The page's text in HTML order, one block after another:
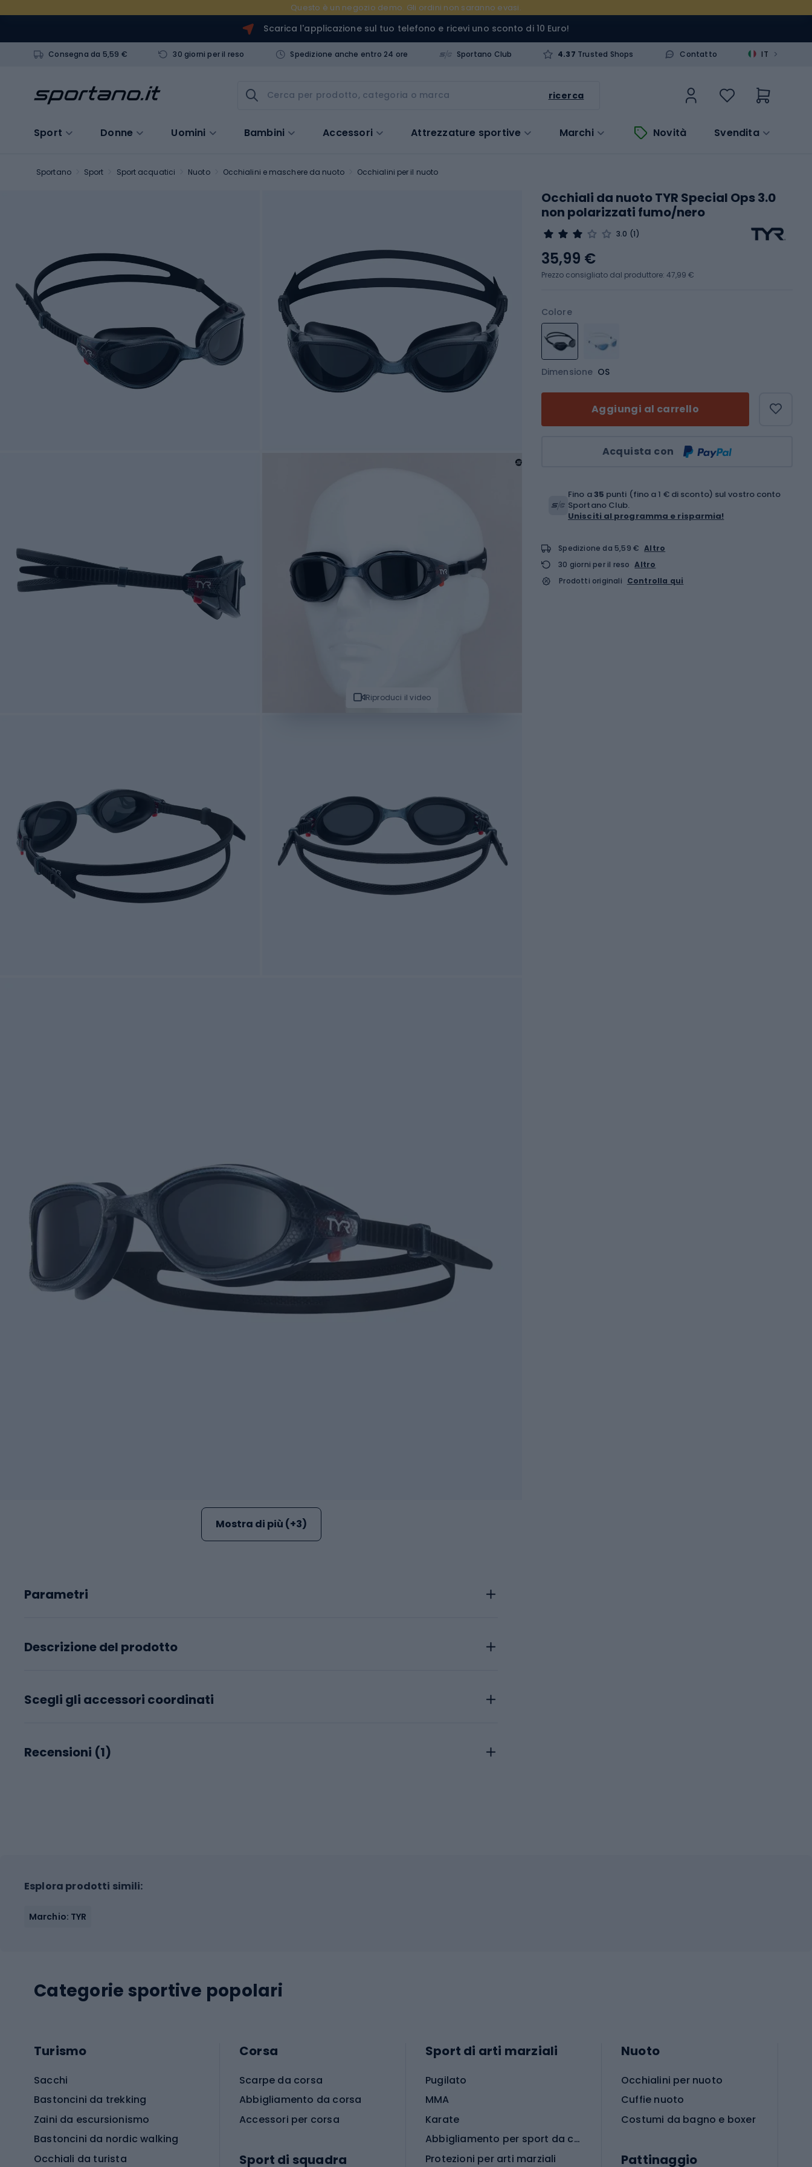
Questo è un negozio demo. Gli ordini non saranno evasi.
Scarica l'applicazione sul tuo telefono e ricevi uno sconto di 10 Euro!
Consegna da 5,59 € 30 giorni per il reso Spedizione anche entro 24 ore Sportano Club 4.37 Trusted Shops Contatto IT >
ricerca
Sport Donne Uomini Bambini Accessori Attrezzature sportive Marchi Novità Svendita
Sportano Sport Sport acquatici Nuoto Occhialini e maschere da nuoto Occhialini per il nuoto
Riproduci il video
Mostra di più (+3)
Parametri
Descrizione del prodotto
Scegli gli accessori coordinati
Recensioni (1)
Occhiali da nuoto TYR Special Ops 3.0
non polarizzati fumo/nero
3.0 (1)
Colore
Dimensione OS
Aggiungi al carrello
Acquista con
35,99 €
Prezzo consigliato dal produttore: 47,99 €
Fino a35 punti (fino a 1 € di sconto) sul vostro conto
Sportano Club.
Unisciti al programma e risparmia!
Spedizione da 5,59 € Altro
30 giorni per il reso Altro
Prodotti originali Controlla qui
Esplora prodotti simili:
Marchio: TYR
Categorie sportive popolari
Turismo
Sacchi
Bastoncini da trekking
Zaini da escursionismo
Bastoncini da nordic walking
Occhiali da turista
Corsa
Scarpe da corsa
Abbigliamento da corsa
Accessori per corsa
Sport di squadra
Sport di arti marziali
Pugilato
MMA
Karate
Abbigliamento per sport da combattimento
Protezioni per arti marziali
Nuoto
Occhialini per nuoto
Cuffie nuoto
Costumi da bagno e boxer
Pattinaggio